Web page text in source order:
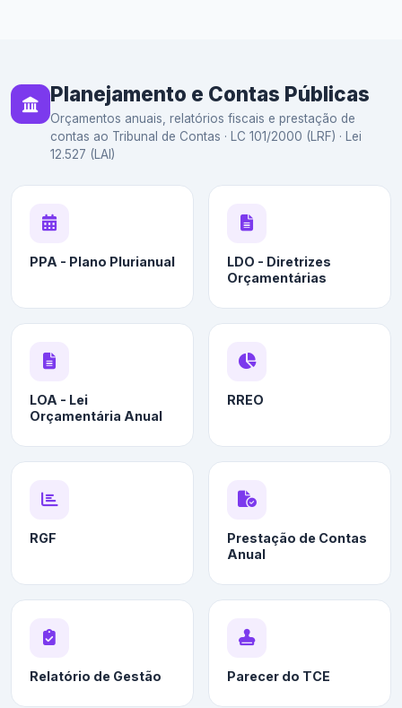
Planejamento e Contas Públicas
Orçamentos anuais, relatórios fiscais e prestação de
contas ao Tribunal de Contas · LC 101/2000 (LRF) · Lei
12.527 (LAI)
PPA - Plano Plurianual
LDO - Diretrizes
Orçamentárias
LOA - Lei
Orçamentária Anual
RREO
RGF
Prestação de Contas
Anual
Relatório de Gestão Parecer do TCE